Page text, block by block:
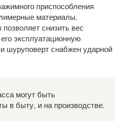
приспособления
материалы.
снизить вес
эксплуатационную
шуруповерт снабжен ударной
могут быть
в быту, и на производстве.